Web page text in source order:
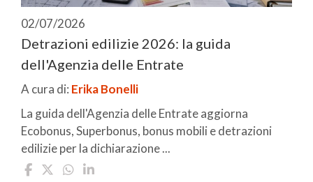
02/07/2026
Detrazioni edilizie 2026: la guida
dell'Agenzia delle Entrate
A cura di: Erika Bonelli
La guida dell'Agenzia delle Entrate aggiorna
Ecobonus, Superbonus, bonus mobili e detrazioni
edilizie per la dichiarazione ...